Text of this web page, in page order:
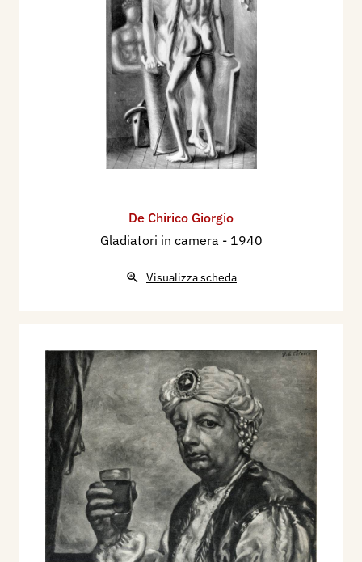
De Chirico Giorgio
Gladiatori in camera - 1940
Visualizza scheda